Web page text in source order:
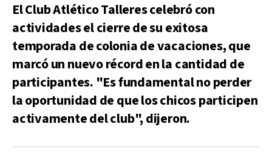
El Club Atlético Talleres celebró con
actividades el cierre de su exitosa
temporada de colonia de vacaciones, que
marcó un nuevo récord en la cantidad de
participantes. "Es fundamental no perder
la oportunidad de que los chicos participen
activamente del club", dijeron.